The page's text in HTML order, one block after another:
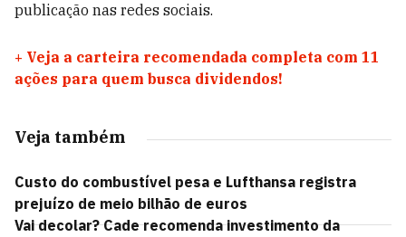
publicação nas redes sociais.
+ Veja a carteira recomendada completa com 11
ações para quem busca dividendos!
Veja também
Custo do combustível pesa e Lufthansa registra
prejuízo de meio bilhão de euros
Vai decolar? Cade recomenda investimento da